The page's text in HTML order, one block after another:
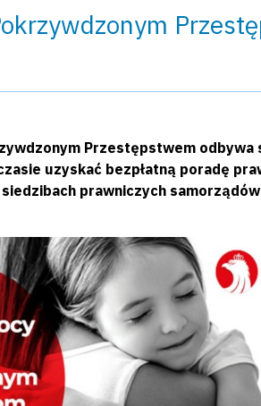
Przestępstwem
uzyskać bezpłatną poradę
prawniczych